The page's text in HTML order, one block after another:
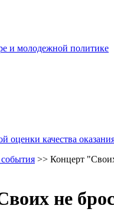
и молодежной политике
оценки качества
>> Концерт
не